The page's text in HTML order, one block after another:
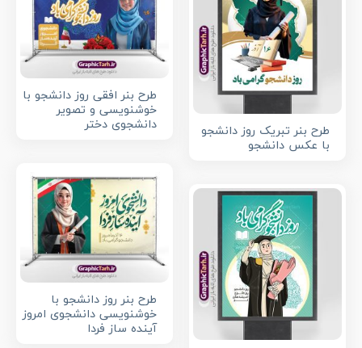
طرح بنر تبریک روز دانشجو
با عکس دانشجو
طرح بنر افقی روز دانشجو با
خوشنویسی و تصویر
دانشجوی دختر
طرح بنر روز دانشجو با
خوشنویسی دانشجوی امروز
آینده ساز فردا